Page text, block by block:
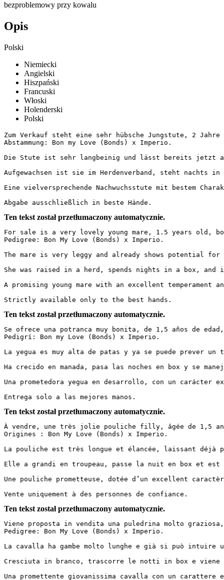
bezproblemowy przy kowalu
Opis
Polski
Niemiecki
Angielski
Hiszpański
Francuski
Włoski
Holenderski
Polski
Zum Verkauf steht eine sehr hübsche Jungstute, 2
Abstammung: Bon my Love (Bonds) x Imperio.
Die Stute ist sehr langbeinig und lässt bereits jetzt auf
Aufgewachsen ist sie im Herdenverband, steht nachts
Eine vielversprechende Nachwuchsstute mit bestem
Abgabe ausschließlich in beste Hände.
Ten tekst został przetłumaczony automatycznie.
For sale is a very lovely young mare, 1.5 years old,
Pedigree: Bon My Love (Bonds) x Imperio.
The mare is very leggy and already shows potential
She was raised in a herd, spends nights in a box,
A promising young mare with an excellent
Strictly available only to the best hands.
Ten tekst został przetłumaczony automatycznie.
Se ofrece una potranca muy bonita, de 1,5 años de
Pedigrí: Bon my Love (Bonds) x Imperio.
La yegua es muy alta de patas y ya se puede prever
Ha crecido en manada, pasa las noches en box y se
Una prometedora yegua en desarrollo, con un
Entrega solo a las mejores manos.
Ten tekst został przetłumaczony automatycznie.
À vendre, une très jolie pouliche filly, âgée de 1,5
Origines : Bon My Love (Bonds) x Imperio.
La pouliche est très longue et élancée, laissant déjà
Elle a grandi en troupeau, passe la nuit en box et
Une pouliche prometteuse, dotée d’un excellent
Vente uniquement à des personnes de confiance.
Ten tekst został przetłumaczony automatycznie.
Viene proposta in vendita una puledrina molto
Pedigree: Bon My Love (Bonds) x Imperio.
La cavalla ha gambe molto lunghe e già si può
Cresciuta in branco, trascorre le notti in box e viene
Una promettente giovanissima cavalla con un